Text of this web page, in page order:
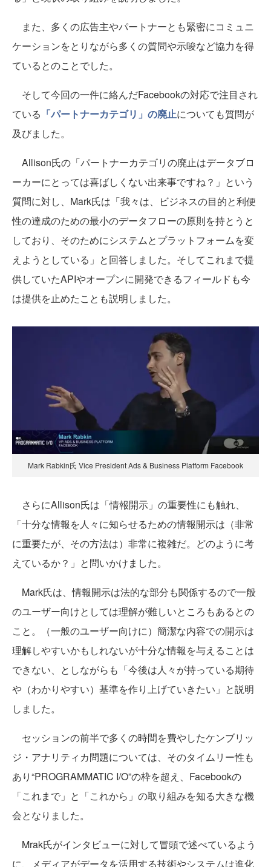
また、多くの広告主やパートナーとも緊密にコミュニ
ケーションをとりながら多くの質問や示唆など協力を得
ているとのことでした。
そして今回の一件に絡んだFacebookの対応で注目され
ている 「パートナーカテゴリ」の廃止についても質問が
及びました。
Allison氏の「パートナーカテゴリの廃止はデータブロ
ーカーにとっては喜ばしくない出来事ですね？」という
質問に対し、Mark氏は「我々は、ビジネスの目的と利便
性の達成のための最小のデータフローの原則を持とうと
しており、そのためにシステムとプラットフォームを変
えようとしている」と回答しました。そしてこれまで提
供していたAPIやオープンに開発できるフィールドも今
は提供を止めたことも説明しました。
Mark Rabkin氏 Vice President Ads & Business Platform Facebook
さらにAllison氏は「情報開示」の重要性にも触れ、
「十分な情報を人々に知らせるための情報開示は（非常
に重要たが、その方法は）非常に複雑だ。どのように考
えているか？」と問いかけました。
Mark氏は、情報開示は法的な部分も関係するので一般
のユーザー向けとしては理解が難しいところもあるとの
こと。（一般のユーザー向けに）簡潔な内容での開示は
理解しやすいかもしれないが十分な情報を与えることは
できない、としながらも「今後は人々が持っている期待
や（わかりやすい）基準を作り上げていきたい」と説明
しました。
セッションの前半で多くの時間を費やしたケンブリッ
ジ・アナリティカ問題については、そのタイムリー性も
あり“PROGRAMMATIC I/O”の枠を超え、Facebookの
「これまで」と「これから」の取り組みを知る大きな機
会となりました。
Mrak氏がインタビューに対して冒頭で述べているよう
に、メディアがデータを活用する技術やシステムは進化